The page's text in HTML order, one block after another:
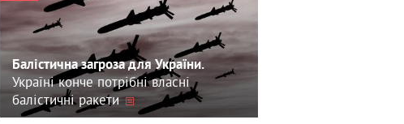
Балістична загроза для України.
Україні конче потрібні власні
балістичні ракети